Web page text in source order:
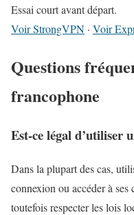
Essai court avant départ.
Voir StrongVPN · Voir
Questions
francophone
Est-ce légal d’utiliser
Dans la plupart des cas,
connexion ou accéder à
toutefois respecter les lois